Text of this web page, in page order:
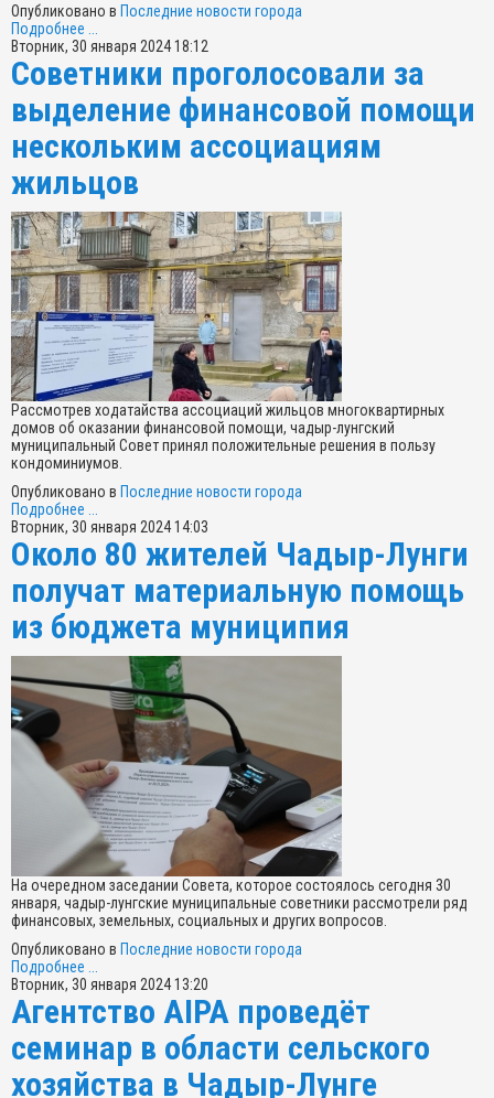
Опубликовано в Последние новости города
Подробнее ...
Вторник, 30 января 2024 18:12
Советники проголосовали за
выделение финансовой помощи
нескольким ассоциациям
жильцов
Рассмотрев ходатайства ассоциаций жильцов многоквартирных
домов об оказании финансовой помощи, чадыр-лунгский
муниципальный Совет принял положительные решения в пользу
кондоминиумов.
Опубликовано в Последние новости города
Подробнее ...
Вторник, 30 января 2024 14:03
Около 80 жителей Чадыр-Лунги
получат материальную помощь
из бюджета муниципия
На очередном заседании Совета, которое состоялось сегодня 30
января, чадыр-лунгские муниципальные советники рассмотрели ряд
финансовых, земельных, социальных и других вопросов.
Опубликовано в Последние новости города
Подробнее ...
Вторник, 30 января 2024 13:20
Агентство AIPA проведёт
семинар в области сельского
хозяйства в Чадыр-Лунге